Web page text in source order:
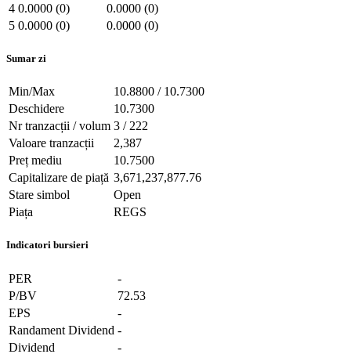
4 0.0000 (0)
0.0000 (0)
5 0.0000 (0) 0.0000 (0)
Sumar zi
Min/Max
10.8800 / 10.7300
Deschidere
10.7300
Nr tranzacții / volum 3 / 222
Valoare tranzacții
2,387
Preț mediu
10.7500
Capitalizare de piață 3,671,237,877.76
Stare simbol
Open
Piața
REGS
Indicatori bursieri
PER
-
P/BV
72.53
EPS
-
Randament Dividend -
Dividend
-